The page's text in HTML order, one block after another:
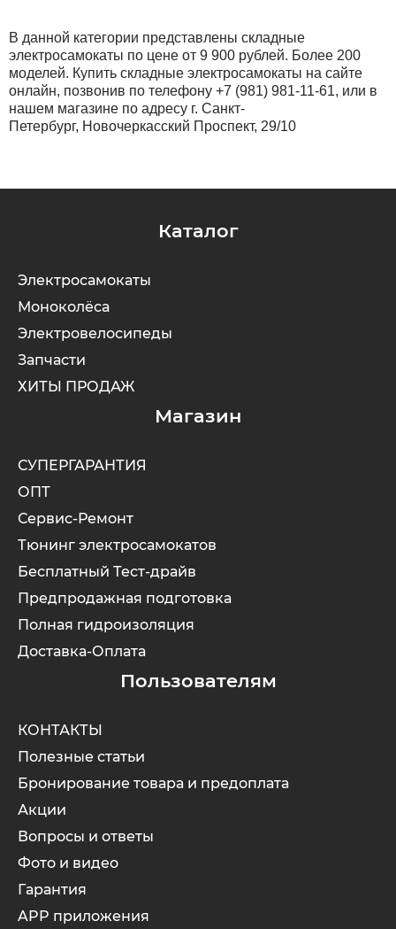
В данной категории представлены складные
электросамокаты по цене от 9 900 рублей. Более 200
моделей. Купить складные электросамокаты на сайте
онлайн, позвонив по телефону +7 (981) 981-11-61, или в
нашем магазине по адресу г. Санкт-
Петербург, Новочеркасский Проспект, 29/10
Каталог
Электросамокаты
Моноколёса
Электровелосипеды
Запчасти
ХИТЫ ПРОДАЖ
Магазин
СУПЕРГАРАНТИЯ
ОПТ
Сервис-Ремонт
Тюнинг электросамокатов
Бесплатный Тест-драйв
Предпродажная подготовка
Полная гидроизоляция
Доставка-Оплата
Пользователям
КОНТАКТЫ
Полезные статьи
Бронирование товара и предоплата
Акции
Вопросы и ответы
Фото и видео
Гарантия
APP приложения